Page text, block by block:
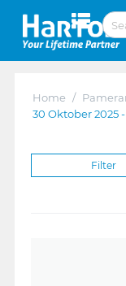
Home /
30 Oktober 2025 -
Filter